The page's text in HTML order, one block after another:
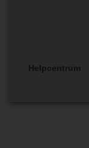
Helpcentrum